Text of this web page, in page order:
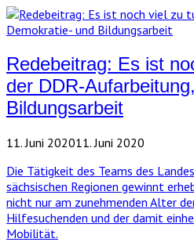
Redebeitrag: Es ist
der DDR-
Bildungsarbeit
11. Juni 202011. Juni 2020
Die Tätigkeit des Teams des
sächsischen Regionen gewinnt
nicht nur am zunehmenden Alter
Hilfesuchenden und der damit
Mobilität.